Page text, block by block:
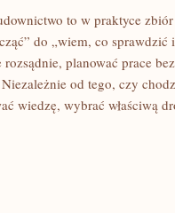
to w praktyce
do „wiem, co sprawdzić
planować prace
od tego, czy
wiedzę, wybrać właściwą